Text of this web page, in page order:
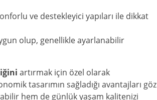
ve destekleyici yapıları ile dikkat
olup, genellikle ayarlanabilir
artırmak için özel olarak
tasarımın sağladığı avantajları göz
hem de günlük yaşam kalitenizi